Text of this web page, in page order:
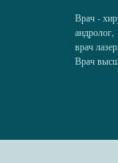
Врач -
андролог,
врач
Врач